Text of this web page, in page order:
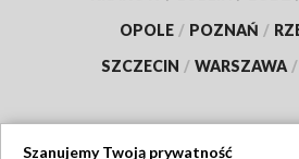
OPOLE / POZNAŃ /
SZCZECIN / WARSZAWA /
Szanujemy Twoją prywatność